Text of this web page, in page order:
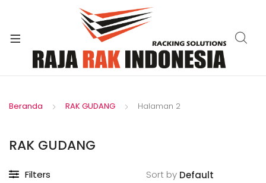
Beranda RAK GUDANG Halaman 2
RAK GUDANG
Filters Sort by